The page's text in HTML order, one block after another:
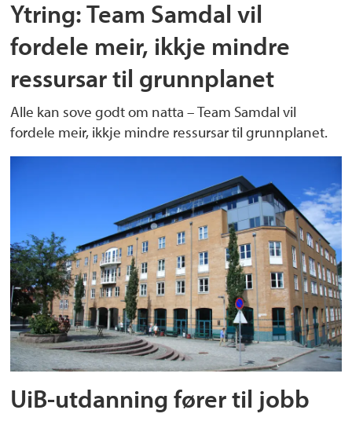
Ytring: Team Samdal vil
fordele meir, ikkje mindre
ressursar til grunnplanet
Alle kan sove godt om natta – Team Samdal vil
fordele meir, ikkje mindre ressursar til grunnplanet.
UiB-utdanning fører til jobb